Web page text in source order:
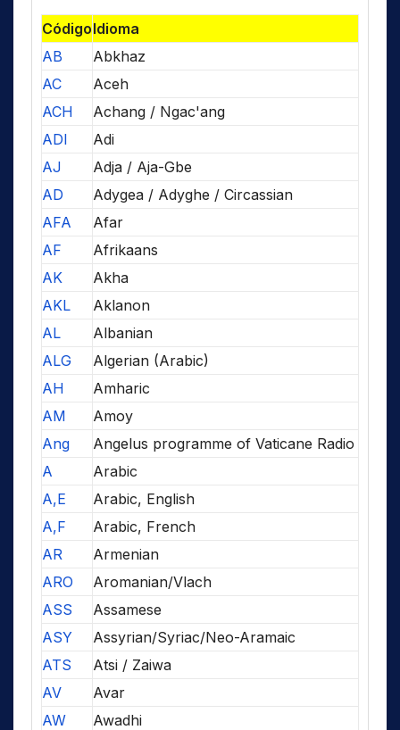
CódigoIdioma
AB
Abkhaz
AC
Aceh
ACH
Achang / Ngac'ang
ADI
Adi
AJ
Adja / Aja-Gbe
AD
Adygea / Adyghe / Circassian
AFA
Afar
AF
Afrikaans
AK
Akha
AKL
Aklanon
AL
Albanian
ALG
Algerian (Arabic)
AH
Amharic
AM
Amoy
Ang
Angelus programme of Vaticane Radio
A
Arabic
A,E
Arabic, English
A,F
Arabic, French
AR
Armenian
ARO
Aromanian/Vlach
ASS
Assamese
ASY
Assyrian/Syriac/Neo-Aramaic
ATS
Atsi / Zaiwa
AV
Avar
AW
Awadhi